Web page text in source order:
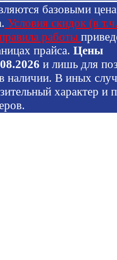
базовыми
Условия скидок (в
работы
прайса. Цены
и лишь для
наличии. В иных
характер и